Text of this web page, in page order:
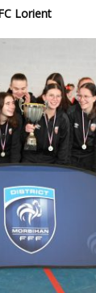
Lorient